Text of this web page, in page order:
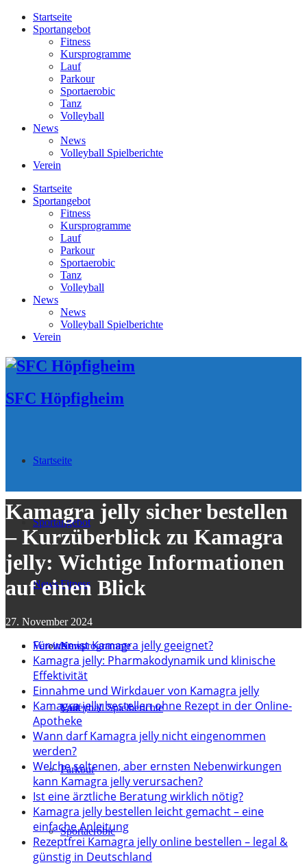
Startseite
Sportangebot
Fitness
Kursprogramme
Lauf
Parkour
Sportaerobic
Tanz
Volleyball
News
News
Volleyball Spielberichte
Verein
Startseite
Sportangebot
Fitness
Kursprogramme
Lauf
Parkour
Sportaerobic
Tanz
Volleyball
News
News
Volleyball Spielberichte
Verein
SFC Höpfigheim
Startseite
Sportangebot
Fitness
Kursprogramme
Lauf
Parkour
Sportaerobic
News
News
Volleyball Spielberichte
Verein
Kamagra jelly sicher bestellen
– Kurzüberblick zu Kamagra
jelly: Wichtige Informationen
auf einen Blick
27. November 2024
Für wen ist Kamagra jelly geeignet?
Kamagra jelly: Pharmakodynamik und klinische
Effektivität
Einnahme und Wirkdauer von Kamagra jelly
Kamagra jelly bestellen ohne Rezept in der Online-
Apotheke
Wann darf Kamagra jelly nicht eingenommen
werden?
Welche seltenen, aber ernsten Nebenwirkungen
kann Kamagra jelly verursachen?
Ist eine ärztliche Beratung wirklich nötig?
Kamagra jelly bestellen leicht gemacht – eine
einfache Anleitung
Rezeptfrei Kamagra jelly online bestellen – legal &
günstig in Deutschland